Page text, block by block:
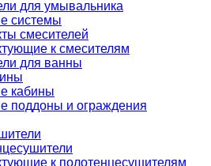
для умывальника
системы
смесителей
к смесителям
для ванны
кабины
поддоны и ограждения
к полотенцесушителям